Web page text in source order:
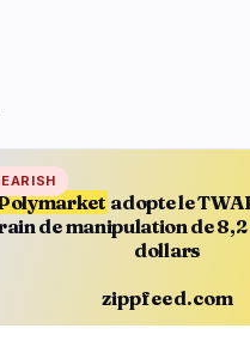
adopte le
de manipulation de
dollars
zippfeed.com